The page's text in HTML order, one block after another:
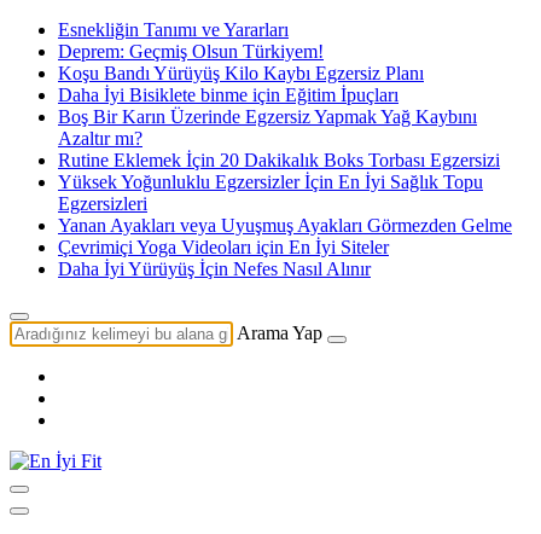
Esnekliğin Tanımı ve Yararları
Deprem: Geçmiş Olsun Türkiyem!
Koşu Bandı Yürüyüş Kilo Kaybı Egzersiz Planı
Daha İyi Bisiklete binme için Eğitim İpuçları
Boş Bir Karın Üzerinde Egzersiz Yapmak Yağ Kaybını
Azaltır mı?
Rutine Eklemek İçin 20 Dakikalık Boks Torbası Egzersizi
Yüksek Yoğunluklu Egzersizler İçin En İyi Sağlık Topu
Egzersizleri
Yanan Ayakları veya Uyuşmuş Ayakları Görmezden Gelme
Çevrimiçi Yoga Videoları için En İyi Siteler
Daha İyi Yürüyüş İçin Nefes Nasıl Alınır
Arama Yap